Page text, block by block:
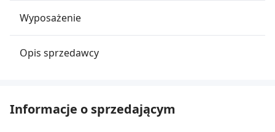
Wyposażenie
Opis sprzedawcy
Informacje o sprzedającym